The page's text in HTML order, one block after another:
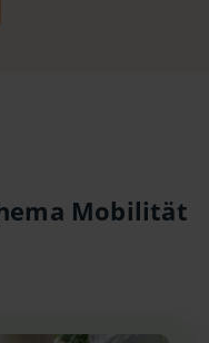
Mobilität